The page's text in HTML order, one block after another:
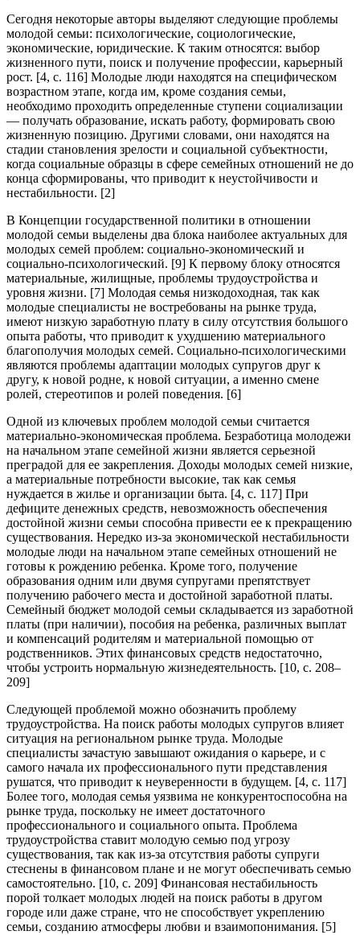
Сегодня некоторые авторы выделяют следующие проблемы
молодой семьи: психологические, социологические,
экономические, юридические. К таким относятся: выбор
жизненного пути, поиск и получение профессии, карьерный
рост. [4, c. 116] Молодые люди находятся на специфическом
возрастном этапе, когда им, кроме создания семьи,
необходимо проходить определенные ступени социализации
— получать образование, искать работу, формировать свою
жизненную позицию. Другими словами, они находятся на
стадии становления зрелости и социальной субъектности,
когда социальные образцы в сфере семейных отношений не до
конца сформированы, что приводит к неустойчивости и
нестабильности. [2]
В Концепции государственной политики в отношении
молодой семьи выделены два блока наиболее актуальных для
молодых семей проблем: социально-экономический и
социально-психологический. [9] К первому блоку относятся
материальные, жилищные, проблемы трудоустройства и
уровня жизни. [7] Молодая семья низкодоходная, так как
молодые специалисты не востребованы на рынке труда,
имеют низкую заработную плату в силу отсутствия большого
опыта работы, что приводит к ухудшению материального
благополучия молодых семей. Социально-психологическими
являются проблемы адаптации молодых супругов друг к
другу, к новой родне, к новой ситуации, а именно смене
ролей, стереотипов и ролей поведения. [6]
Одной из ключевых проблем молодой семьи считается
материально-экономическая проблема. Безработица молодежи
на начальном этапе семейной жизни является серьезной
преградой для ее закрепления. Доходы молодых семей низкие,
а материальные потребности высокие, так как семья
нуждается в жилье и организации быта. [4, c. 117] При
дефиците денежных средств, невозможность обеспечения
достойной жизни семьи способна привести ее к прекращению
существования. Нередко из-за экономической нестабильности
молодые люди на начальном этапе семейных отношений не
готовы к рождению ребенка. Кроме того, получение
образования одним или двумя супругами препятствует
получению рабочего места и достойной заработной платы.
Семейный бюджет молодой семьи складывается из заработной
платы (при наличии), пособия на ребенка, различных выплат
и компенсаций родителям и материальной помощью от
родственников. Этих финансовых средств недостаточно,
чтобы устроить нормальную жизнедеятельность. [10, c. 208–
209]
Следующей проблемой можно обозначить проблему
трудоустройства. На поиск работы молодых супругов влияет
ситуация на региональном рынке труда. Молодые
специалисты зачастую завышают ожидания о карьере, и с
самого начала их профессионального пути представления
рушатся, что приводит к неуверенности в будущем. [4, c. 117]
Более того, молодая семья уязвима не конкурентоспособна на
рынке труда, поскольку не имеет достаточного
профессионального и социального опыта. Проблема
трудоустройства ставит молодую семью под угрозу
существования, так как из-за отсутствия работы супруги
стеснены в финансовом плане и не могут обеспечивать семью
самостоятельно. [10, c. 209] Финансовая нестабильность
порой толкает молодых людей на поиск работы в другом
городе или даже стране, что не способствует укреплению
семьи, созданию атмосферы любви и взаимопонимания. [5]